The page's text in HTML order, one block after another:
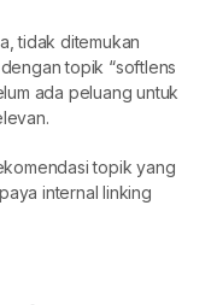
tidak ditemukan
topik “softlens
ada peluang untuk
topik yang
internal linking